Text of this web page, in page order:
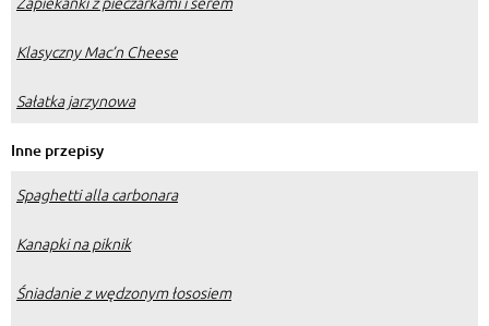
Klasyczny Mac’n Cheese
Sałatka jarzynowa
Inne przepisy
Spaghetti alla carbonara
Kanapki na piknik
Śniadanie z wędzonym łososiem